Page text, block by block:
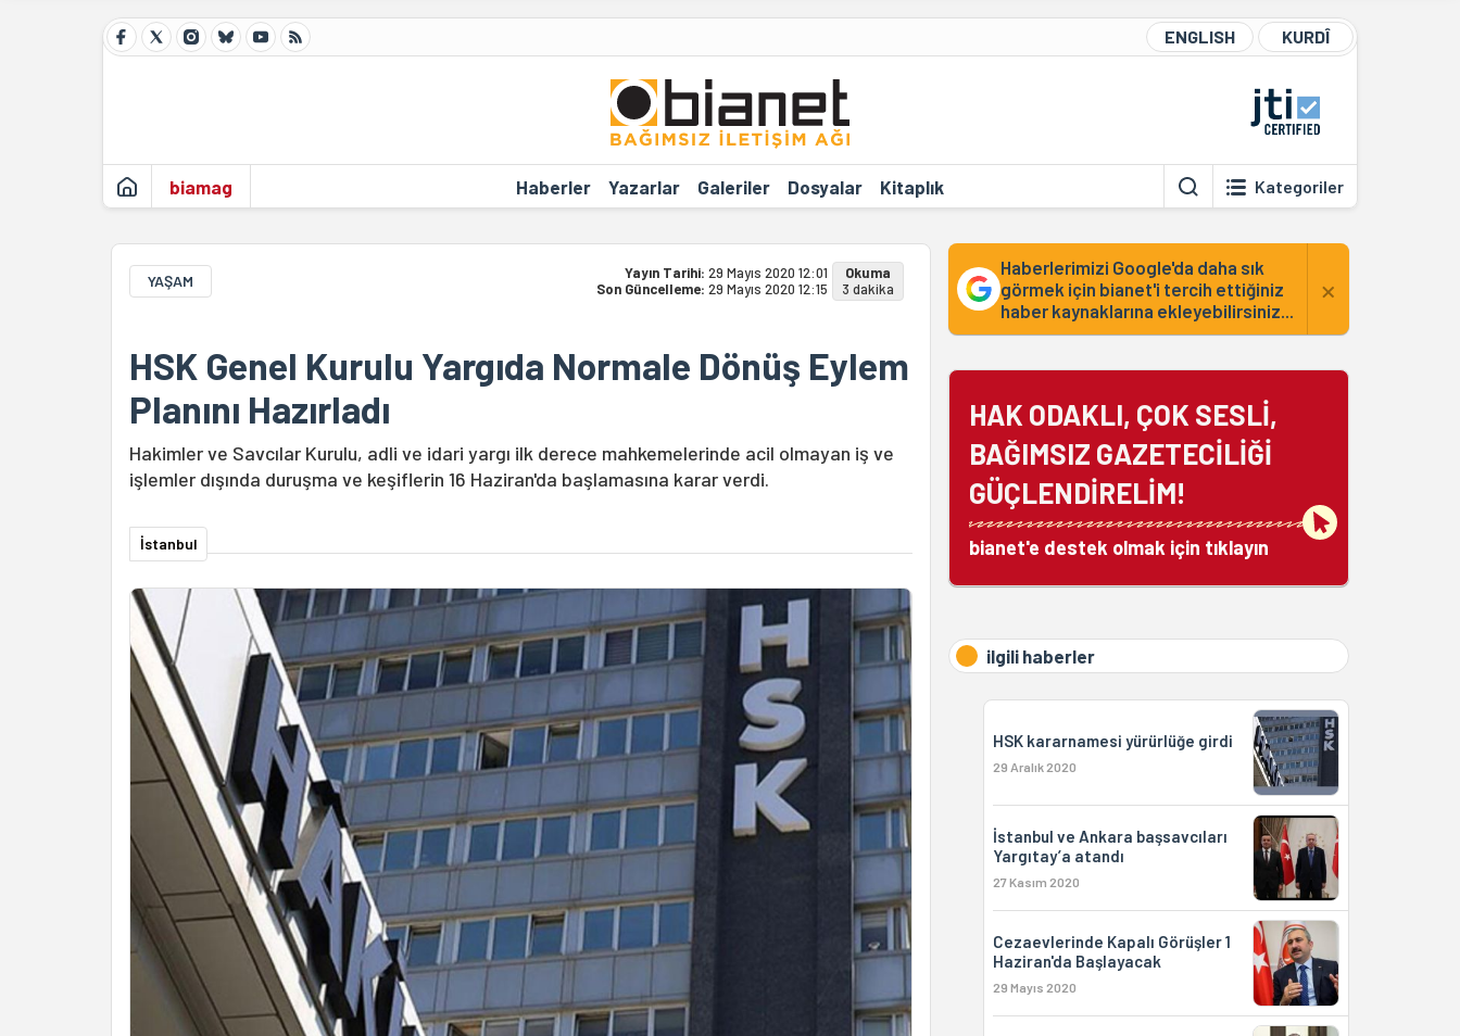
ENGLISH KURDÎ
biamag Haberler Yazarlar Galeriler Dosyalar Kitaplık Kategoriler
YAŞAM Yayın Tarihi: 29 Mayıs 2020 12:01
Son Güncelleme: 29 Mayıs 2020 12:15
Okuma
3 dakika
HSK Genel Kurulu Yargıda Normale Dönüş Eylem
Planını Hazırladı
Hakimler ve Savcılar Kurulu, adli ve idari yargı ilk derece mahkemelerinde acil olmayan iş ve
işlemler dışında duruşma ve keşiflerin 16 Haziran'da başlamasına karar verdi.
İstanbul
Haberlerimizi Google'da daha sık
görmek için bianet'i tercih ettiğiniz
haber kaynaklarına ekleyebilirsiniz...
×
HAK ODAKLI, ÇOK SESLİ,
BAĞIMSIZ GAZETECİLİĞİ
GÜÇLENDİRELİM!
bianet'e destek olmak için tıklayın
ilgili haberler
HSK kararnamesi yürürlüğe girdi
29 Aralık 2020
İstanbul ve Ankara başsavcıları
Yargıtay’a atandı
27 Kasım 2020
Cezaevlerinde Kapalı Görüşler 1
Haziran'da Başlayacak
29 Mayıs 2020